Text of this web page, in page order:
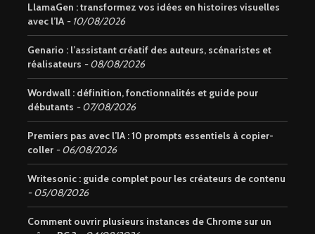
LlamaGen : transformez vos idées en histoires visuelles
avec l’IA
10/08/2026
Genario : l’assistant créatif des auteurs, scénaristes et
réalisateurs
08/08/2026
Wordwall : définition, fonctionnalités et guide pour
débutants
07/08/2026
Premiers pas avec l’IA : 10 prompts essentiels à copier-
coller
06/08/2026
Writesonic : guide complet pour les créateurs de contenu
05/08/2026
Comment ouvrir plusieurs instances de Chrome sur un